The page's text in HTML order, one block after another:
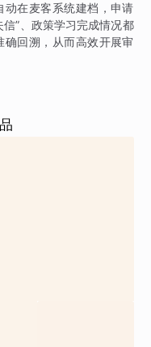
在麦客系统建档，申请
”、政策学习完成情况都
回溯，从而高效开展审